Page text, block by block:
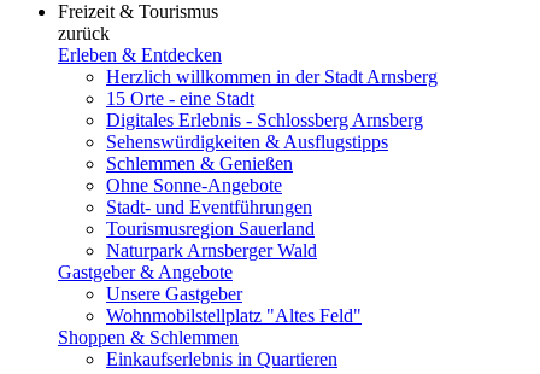
Freizeit & Tourismus
zurück
Erleben & Entdecken
Herzlich willkommen in der Stadt Arnsberg
15 Orte - eine Stadt
Digitales Erlebnis - Schlossberg Arnsberg
Sehenswürdigkeiten & Ausflugstipps
Schlemmen & Genießen
Ohne Sonne-Angebote
Stadt- und Eventführungen
Tourismusregion Sauerland
Naturpark Arnsberger Wald
Gastgeber & Angebote
Unsere Gastgeber
Wohnmobilstellplatz "Altes Feld"
Shoppen & Schlemmen
Einkaufserlebnis in Quartieren